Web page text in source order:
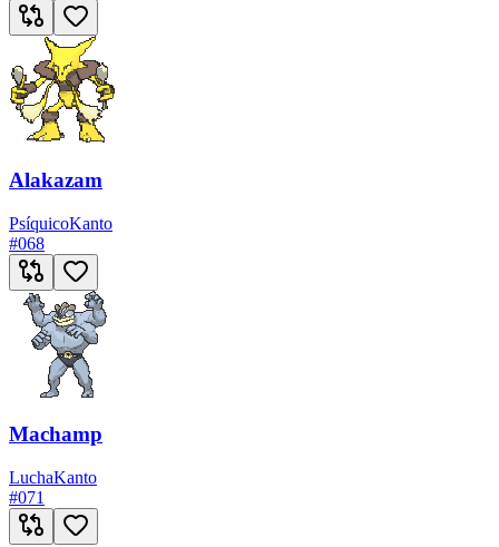
Alakazam
PsíquicoKanto
#068
Machamp
LuchaKanto
#071